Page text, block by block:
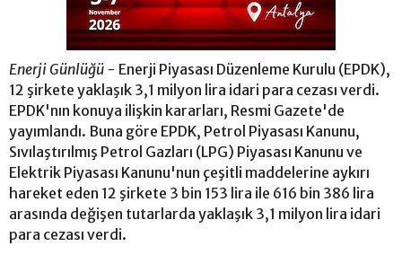
Enerji Günlüğü - Enerji Piyasası Düzenleme Kurulu (EPDK),
12 şirkete yaklaşık 3,1 milyon lira idari para cezası verdi.
EPDK'nın konuya ilişkin kararları, Resmi Gazete'de
yayımlandı. Buna göre EPDK, Petrol Piyasası Kanunu,
Sıvılaştırılmış Petrol Gazları (LPG) Piyasası Kanunu ve
Elektrik Piyasası Kanunu'nun çeşitli maddelerine aykırı
hareket eden 12 şirkete 3 bin 153 lira ile 616 bin 386 lira
arasında değişen tutarlarda yaklaşık 3,1 milyon lira idari
para cezası verdi.